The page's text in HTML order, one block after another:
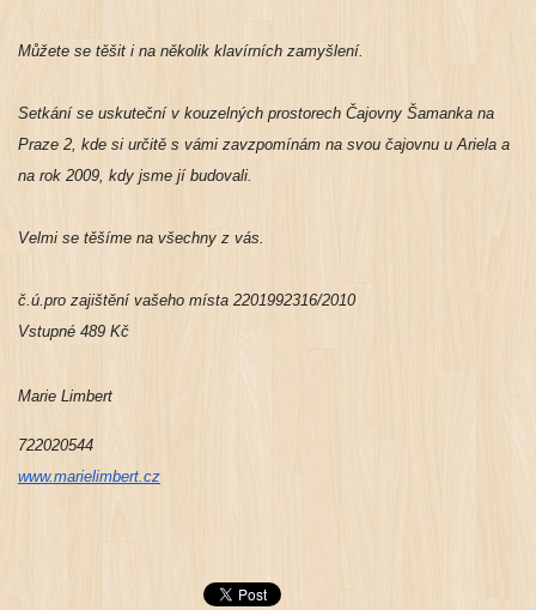
Můžete se těšit i na několik klavírních zamyšlení.
Setkání se uskuteční v kouzelných prostorech Čajovny Šamanka na
Praze 2, kde si určitě s vámi zavzpomínám na svou čajovnu u Ariela a
na rok 2009, kdy jsme jí budovali.
Velmi se těšíme na všechny z vás.
č.ú.pro zajištění vašeho místa 2201992316/2010
Vstupné 489 Kč
Marie Limbert
722020544
www.marielimbert.cz